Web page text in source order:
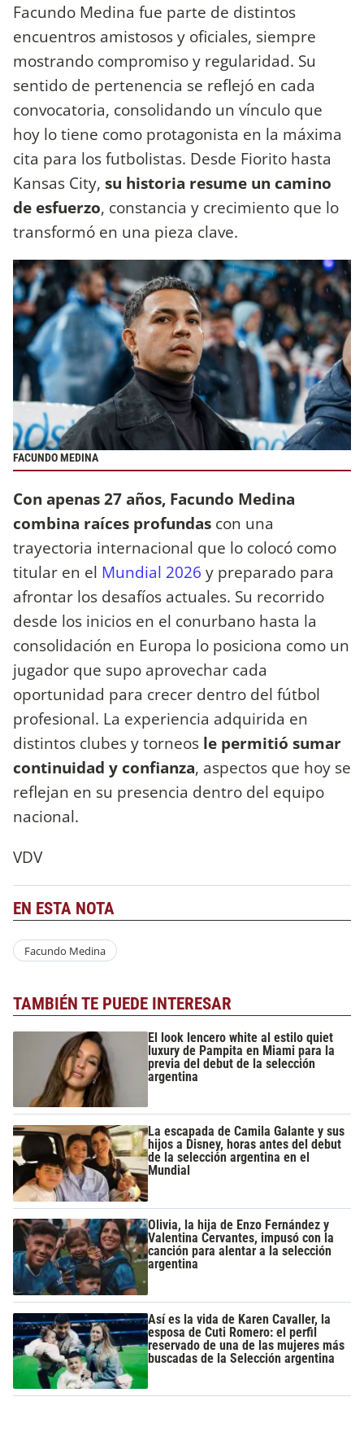
Facundo Medina fue parte de distintos
encuentros amistosos y oficiales, siempre
mostrando compromiso y regularidad. Su
sentido de pertenencia se reflejó en cada
convocatoria, consolidando un vínculo que
hoy lo tiene como protagonista en la máxima
cita para los futbolistas. Desde Fiorito hasta
Kansas City, su historia resume un camino
de esfuerzo, constancia y crecimiento que lo
transformó en una pieza clave.
FACUNDO MEDINA
Con apenas 27 años, Facundo Medina
combina raíces profundas con una
trayectoria internacional que lo colocó como
titular en el Mundial 2026 y preparado para
afrontar los desafíos actuales. Su recorrido
desde los inicios en el conurbano hasta la
consolidación en Europa lo posiciona como un
jugador que supo aprovechar cada
oportunidad para crecer dentro del fútbol
profesional. La experiencia adquirida en
distintos clubes y torneos le permitió sumar
continuidad y confianza, aspectos que hoy se
reflejan en su presencia dentro del equipo
nacional.
VDV
EN ESTA NOTA
Facundo Medina
TAMBIÉN TE PUEDE INTERESAR
El look lencero white al estilo quiet
luxury de Pampita en Miami para la
previa del debut de la selección
argentina
La escapada de Camila Galante y sus
hijos a Disney, horas antes del debut
de la selección argentina en el
Mundial
Olivia, la hija de Enzo Fernández y
Valentina Cervantes, impusó con la
canción para alentar a la selección
argentina
Así es la vida de Karen Cavaller, la
esposa de Cuti Romero: el perfil
reservado de una de las mujeres más
buscadas de la Selección argentina